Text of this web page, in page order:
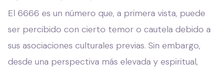
El 6666 es un número que, a primera vista, puede
ser percibido con cierto temor o cautela debido a
sus asociaciones culturales previas. Sin embargo,
desde una perspectiva más elevada y espiritual,